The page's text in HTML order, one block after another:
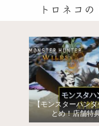
トロネコ
【モンスターハン
とめ！店舗特